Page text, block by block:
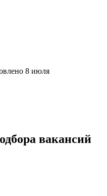
8 июля
вакансий